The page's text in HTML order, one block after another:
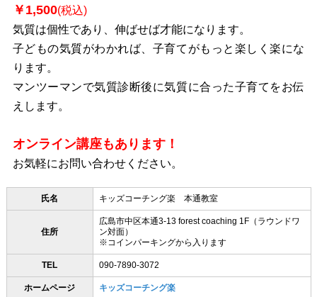
￥1,500(税込)
気質は個性であり、伸ばせば才能になります。
子どもの気質がわかれば、子育てがもっと楽しく楽にな
ります。
マンツーマンで気質診断後に気質に合った子育てをお伝
えします。
オンライン講座もあります！
お気軽にお問い合わせください。
氏名 キッズコーチング楽 本通教室
住所
広島市中区本通3-13 forest coaching 1F（ラウンドワ
ン対面）
※コインパーキングから入ります
TEL 090-7890-3072
ホームページ キッズコーチング楽